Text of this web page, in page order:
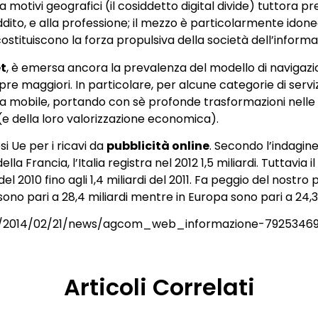
motivi geografici (il cosiddetto digital divide) tuttora
e alla professione; il mezzo è particolarmente
la forza propulsiva della società
, è emersa ancora la prevalenza del modello di
maggiori. In particolare, per alcune categorie di
mobile, portando con sè profonde trasformazioni
della loro valorizzazione economica).
Ue per i ricavi da pubblicità online. Secondo
Francia, l’Italia registra nel 2012 1,5 miliardi.
2010 fino agli 1,4 miliardi del 2011. Fa peggio del
pari a 28,4 miliardi mentre in Europa sono pari a
02/21/news/agcom_web_informazione-
Articoli Correlati